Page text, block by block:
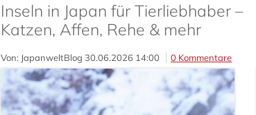
Inseln in Japan für Tierliebhaber –
Katzen, Affen, Rehe & mehr
Von: JapanweltBlog 30.06.2026 14:00 0 Kommentare